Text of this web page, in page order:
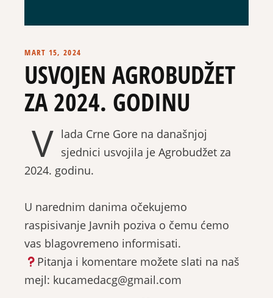
MART 15, 2024
USVOJEN AGROBUDŽET
ZA 2024. GODINU
V lada Crne Gore na današnjoj
sjednici usvojila je Agrobudžet za
2024. godinu.
U narednim danima očekujemo
raspisivanje Javnih poziva o čemu ćemo
vas blagovremeno informisati.
Pitanja i komentare možete slati na naš
mejl: kucamedacg@gmail.com